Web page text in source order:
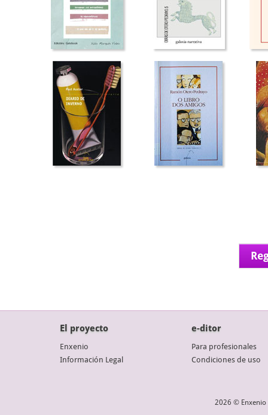
El proyecto
Enxenio
Información Legal
e-ditor
Para profesionales
Condiciones de uso
2026 © Enxenio